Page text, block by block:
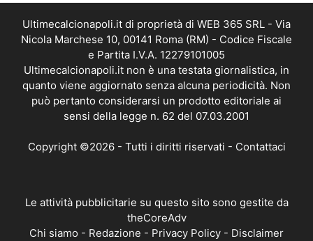
Ultimecalcionapoli.it di proprietà di WEB 365 SRL - Via
Nicola Marchese 10, 00141 Roma (RM) - Codice Fiscale
e Partita I.V.A. 12279101005
Ultimecalcionapoli.it non è una testata giornalistica, in
quanto viene aggiornato senza alcuna periodicità. Non
può pertanto considerarsi un prodotto editoriale ai
sensi della legge n. 62 del 07.03.2001
Copyright ©2026 - Tutti i diritti riservati - Contattaci
Le attività pubblicitarie su questo sito sono gestite da
theCoreAdv
Chi siamo - Redazione - Privacy Policy - Disclaimer